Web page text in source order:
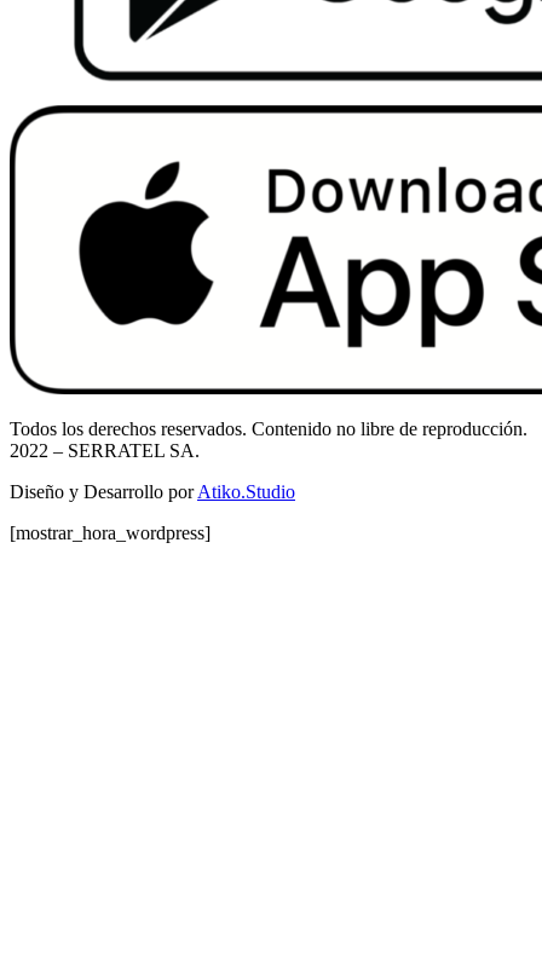
Todos los derechos reservados. Contenido no libre de reproducción.
2022 – SERRATEL SA.
Diseño y Desarrollo porAtiko.Studio
[mostrar_hora_wordpress]